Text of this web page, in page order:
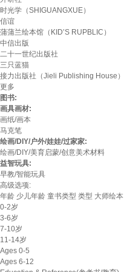
时光学（SHIGUANGXUE）
信谊
蒲蒲兰绘本馆（KID’S RUPBLIC）
中信出版
二十一世纪出版社
三只蓝猫
接力出版社（Jieli Publishing House）
更多
图书:
画具画材:
画纸/画本
马克笔
绘画/DIY/户外/娃娃/过家家:
绘画/DIY/美育启蒙/创意美术材料
益智玩具:
早教/智能玩具
高级选项:
年龄 少儿年龄 童书类型 类型 大师绘本
0-2岁
3-6岁
7-10岁
11-14岁
Ages 0-5
Ages 6-12